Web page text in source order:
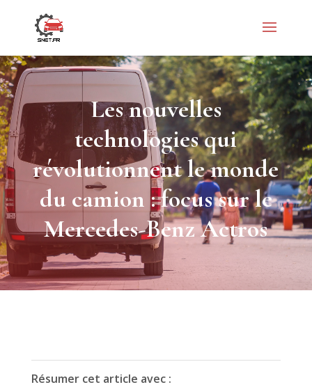
Les nouvelles
technologies qui
révolutionnent le monde
du camion : focus sur le
Mercedes-Benz Actros
Résumer cet article avec :